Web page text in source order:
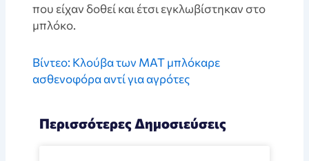
που είχαν δοθεί και έτσι εγκλωβίστηκαν στο
μπλόκο.
Βίντεο: Κλούβα των ΜΑΤ μπλόκαρε
ασθενοφόρα αντί για αγρότες
Περισσότερες Δημοσιεύσεις